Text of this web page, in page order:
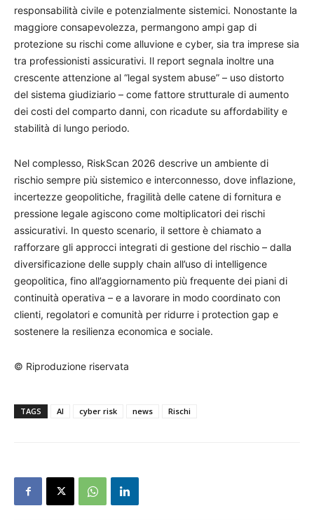
responsabilità civile e potenzialmente sistemici. Nonostante la
maggiore consapevolezza, permangono ampi gap di
protezione su rischi come alluvione e cyber, sia tra imprese sia
tra professionisti assicurativi. Il report segnala inoltre una
crescente attenzione al “legal system abuse” – uso distorto
del sistema giudiziario – come fattore strutturale di aumento
dei costi del comparto danni, con ricadute su affordability e
stabilità di lungo periodo.
Nel complesso, RiskScan 2026 descrive un ambiente di
rischio sempre più sistemico e interconnesso, dove inflazione,
incertezze geopolitiche, fragilità delle catene di fornitura e
pressione legale agiscono come moltiplicatori dei rischi
assicurativi. In questo scenario, il settore è chiamato a
rafforzare gli approcci integrati di gestione del rischio – dalla
diversificazione delle supply chain all’uso di intelligence
geopolitica, fino all’aggiornamento più frequente dei piani di
continuità operativa – e a lavorare in modo coordinato con
clienti, regolatori e comunità per ridurre i protection gap e
sostenere la resilienza economica e sociale.
© Riproduzione riservata
TAGS AI cyber risk news Rischi